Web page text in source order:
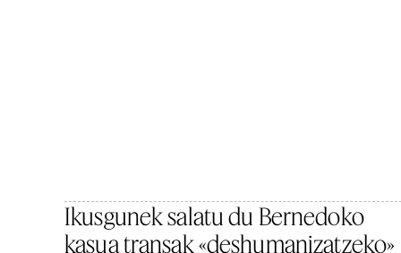
Ikusgunek salatu du Bernedoko
kasua transak «deshumanizatzeko»